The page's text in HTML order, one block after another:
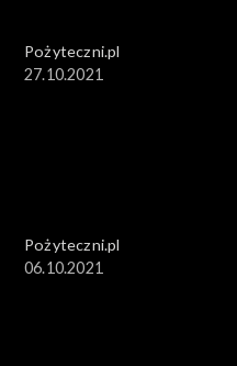
Pożyteczni.pl
27.10.2021
Pożyteczni.pl
06.10.2021